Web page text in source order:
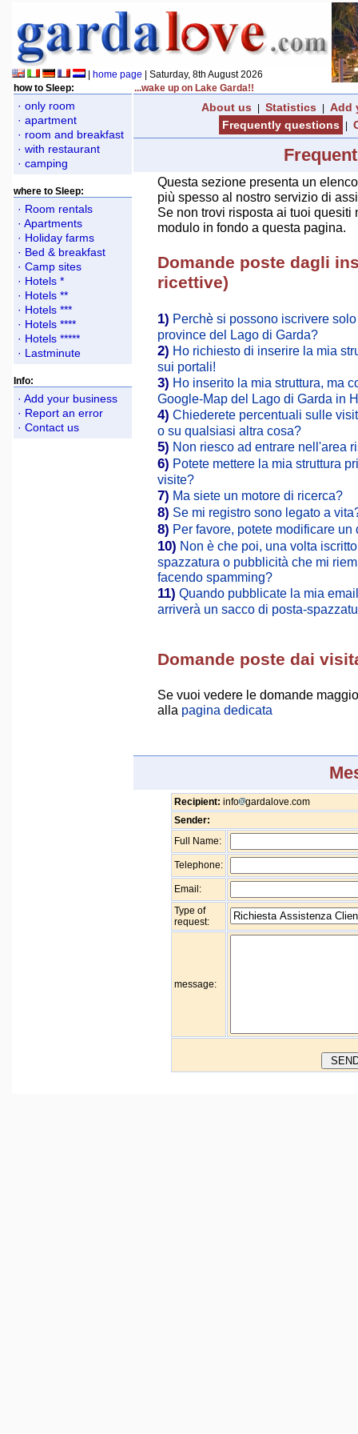
home page | Saturday, 8th August 2026
how to Sleep:
· only room
· apartment
· room and breakfast
· with restaurant
· camping
where to Sleep:
· Room rentals
· Apartments
· Holiday farms
· Bed & breakfast
· Camp sites
· Hotels *
· Hotels **
· Hotels ***
· Hotels ****
· Hotels *****
· Lastminute
Info:
· Add your business
· Report an error
· Contact us
...wake up on Lake Garda!!
About us Statistics
Add
Frequently questions
Questa sezione presenta un
più spesso al nostro servizio di
Se non trovi risposta ai tuoi quesiti
modulo in fondo a questa pagina.
Domande poste dagli
ricettive)
1) Perchè si possono iscrivere
province del Lago di Garda?
2) Ho richiesto di inserire la mia
sui portali!
3) Ho inserito la mia struttura, ma
Google-Map del Lago di Garda in
4) Chiederete percentuali sulle
o su qualsiasi altra cosa?
5) Non riesco ad entrare nell'area
6) Potete mettere la mia struttura
visite?
7) Ma siete un motore di ricerca?
8) Se mi registro sono legato a
8) Per favore, potete modificare
10) Non è che poi, una volta
spazzatura o pubblicità che mi
facendo spamming?
11) Quando pubblicate la mia
arriverà un sacco di posta-
Domande poste dai
Se vuoi vedere le domande
alla pagina dedicata
Recipient: info gardalove.com
Sender:
Full Name:
Telephone:
Email:
Type of
request:
message: